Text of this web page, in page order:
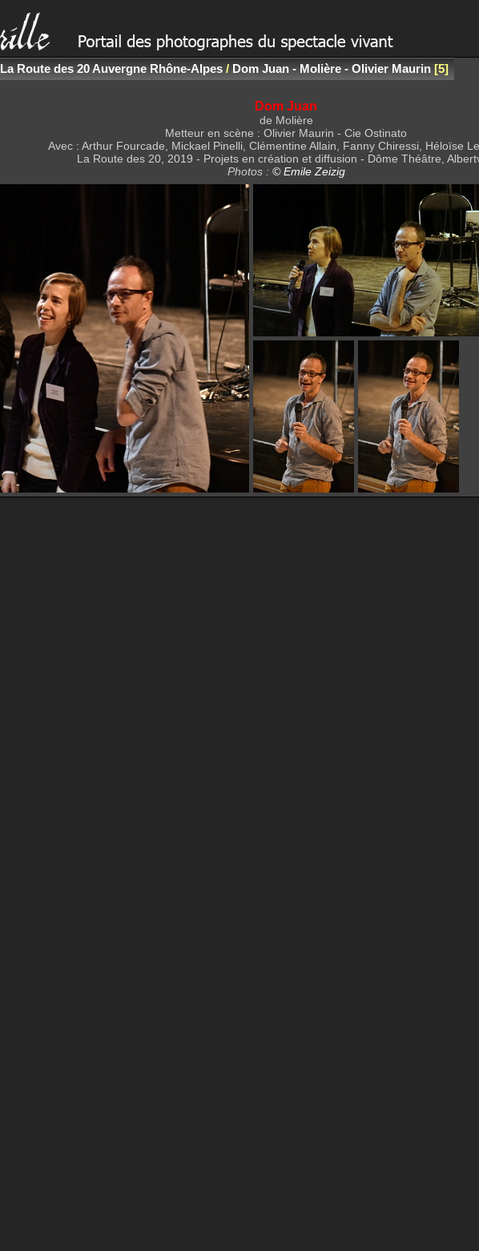
La Route des 20 Auvergne Rhône-Alpes/ Dom Juan - Molière - Olivier Maurin 5
Dom Juan
de Molière
Metteur en scène : Olivier Maurin - Cie Ostinato
Avec : Arthur Fourcade, Mickael Pinelli, Clémentine Allain, Fanny Chiressi, Héloïse
La Route des 20, 2019 - Projets en création et diffusion - Dôme Théâtre,
Photos : © Emile Zeizig